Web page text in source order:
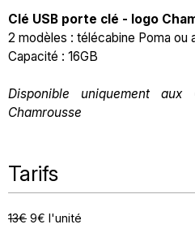
Clé USB porte clé - logo
2 modèles : télécabine Poma ou
Capacité : 16GB
Disponible uniquement
Chamrousse
Tarifs
13€ 9€ l'unité